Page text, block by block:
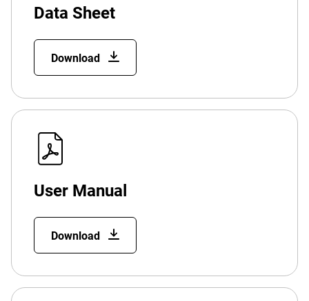
Data Sheet
Download
User Manual
Download